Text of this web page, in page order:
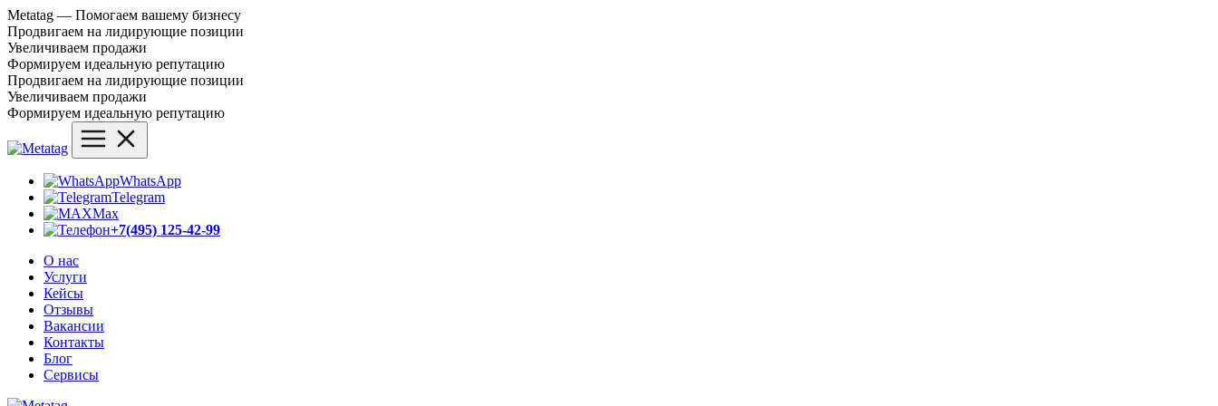
Metatag — Помогаем вашему бизнесу
Продвигаем на лидирующие позиции
Увеличиваем продажи
Формируем идеальную репутацию
Продвигаем на лидирующие позиции
Увеличиваем продажи
Формируем идеальную репутацию
WhatsApp
Telegram
Max
+7(495) 125-42-99
О нас
Услуги
Кейсы
Отзывы
Вакансии
Контакты
Блог
Сервисы